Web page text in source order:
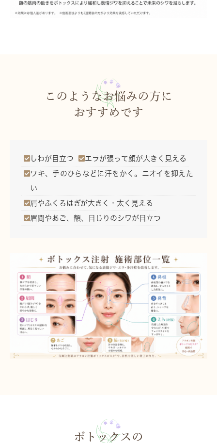
このようなお悩みの方に
おすすめです
しわが目立つ エラが張って顔が大きく見える
ワキ、手のひらなどに汗をかく。ニオイを抑えた
い
肩やふくろはぎが大きく・太く見える
眉間やあご、額、目じりのシワが目立つ
ボトックスの